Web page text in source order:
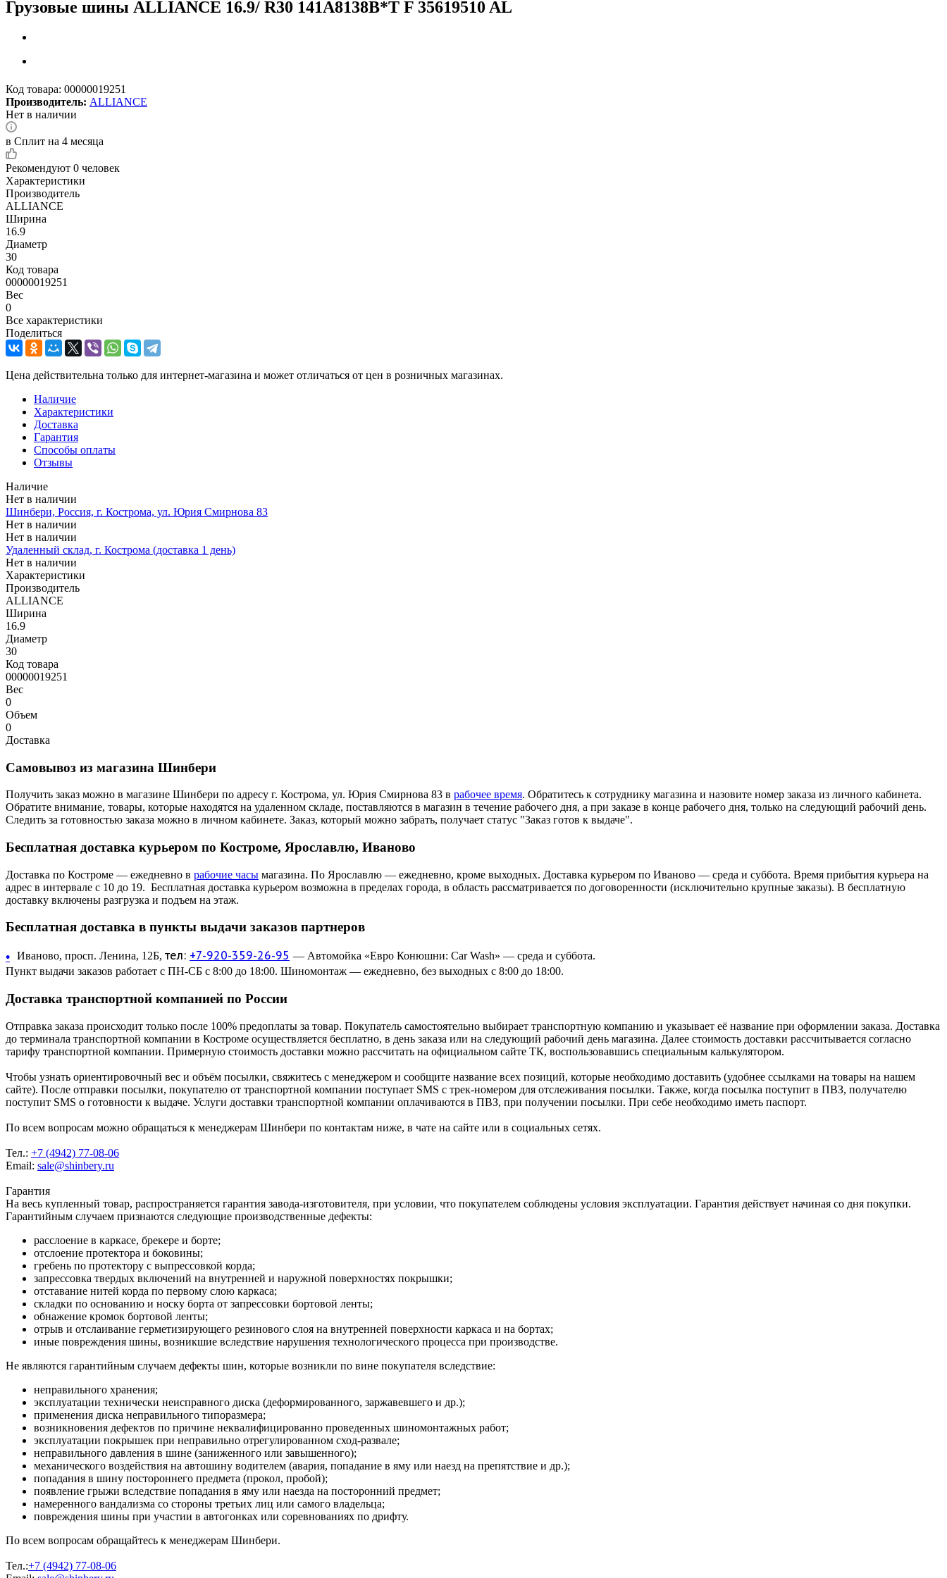
Грузовые шины ALLIANCE 16.9/ R30 141A8138B*T F 35619510 AL
Код товара: 00000019251
Производитель: ALLIANCE
Нет в наличии
в Сплит на 4 месяца
Рекомендуют 0 человек
Характеристики
Производитель
ALLIANCE
Ширина
16.9
Диаметр
30
Код товара
00000019251
Вес
0
Все характеристики
Поделиться
Цена действительна только для интернет-магазина и может отличаться от цен в розничных магазинах.
Наличие
Характеристики
Доставка
Гарантия
Способы оплаты
Отзывы
Наличие
Нет в наличии
Шинбери, Россия, г. Кострома, ул. Юрия Смирнова 83
Нет в наличии
Нет в наличии
Удаленный склад, г. Кострома (доставка 1 день)
Нет в наличии
Характеристики
Производитель
ALLIANCE
Ширина
16.9
Диаметр
30
Код товара
00000019251
Вес
0
Объем
0
Доставка
Самовывоз из магазина Шинбери
Получить заказ можно в магазине Шинбери по адресу г. Кострома, ул. Юрия Смирнова 83 в рабочее время. Обратитесь к сотруднику магазина и назовите номер заказа из личного кабинета.
Обратите внимание, товары, которые находятся на удаленном складе, поставляются в магазин в течение рабочего дня, а при заказе в конце рабочего дня, только на следующий рабочий день.
Следить за готовностью заказа можно в личном кабинете. Заказ, который можно забрать, получает статус "Заказ готов к выдаче".
Бесплатная доставка курьером по Костроме, Ярославлю, Иваново
Доставка по Костроме — ежедневно в рабочие часы магазина. По Ярославлю — ежедневно, кроме выходных. Доставка курьером по Иваново — среда и суббота. Время прибытия курьера на
адрес в интервале с 10 до 19. Бесплатная доставка курьером возможна в пределах города, в область рассматривается по договоренности (исключительно крупные заказы). В бесплатную
доставку включены разгрузка и подъем на этаж.
Бесплатная доставка в пункты выдачи заказов партнеров
• Иваново, просп. Ленина, 12Б, тел: +7-920-359-26-95 — Автомойка «Евро Конюшни: Car Wash» — среда и суббота.
Пункт выдачи заказов работает с ПН-СБ с 8:00 до 18:00. Шиномонтаж — ежедневно, без выходных с 8:00 до 18:00.
Доставка транспортной компанией по России
Отправка заказа происходит только после 100% предоплаты за товар. Покупатель самостоятельно выбирает транспортную компанию и указывает её название при оформлении заказа. Доставка
до терминала транспортной компании в Костроме осуществляется бесплатно, в день заказа или на следующий рабочий день магазина. Далее стоимость доставки рассчитывается согласно
тарифу транспортной компании. Примерную стоимость доставки можно рассчитать на официальном сайте ТК, воспользовавшись специальным калькулятором.
Чтобы узнать ориентировочный вес и объём посылки, свяжитесь с менеджером и сообщите название всех позиций, которые необходимо доставить (удобнее ссылками на товары на нашем
сайте). После отправки посылки, покупателю от транспортной компании поступает SMS с трек-номером для отслеживания посылки. Также, когда посылка поступит в ПВЗ, получателю
поступит SMS о готовности к выдаче. Услуги доставки транспортной компании оплачиваются в ПВЗ, при получении посылки. При себе необходимо иметь паспорт.
По всем вопросам можно обращаться к менеджерам Шинбери по контактам ниже, в чате на сайте или в социальных сетях.
Тел.: +7 (4942) 77-08-06
Email: sale@shinbery.ru
Гарантия
На весь купленный товар, распространяется гарантия завода-изготовителя, при условии, что покупателем соблюдены условия эксплуатации. Гарантия действует начиная со дня покупки.
Гарантийным случаем признаются следующие производственные дефекты:
расслоение в каркасе, брекере и борте;
отслоение протектора и боковины;
гребень по протектору с выпрессовкой корда;
запрессовка твердых включений на внутренней и наружной поверхностях покрышки;
отставание нитей корда по первому слою каркаса;
складки по основанию и носку борта от запрессовки бортовой ленты;
обнажение кромок бортовой ленты;
отрыв и отслаивание герметизирующего резинового слоя на внутренней поверхности каркаса и на бортах;
иные повреждения шины, возникшие вследствие нарушения технологического процесса при производстве.
Не являются гарантийным случаем дефекты шин, которые возникли по вине покупателя вследствие:
неправильного хранения;
эксплуатации технически неисправного диска (деформированного, заржавевшего и др.);
применения диска неправильного типоразмера;
возникновения дефектов по причине неквалифицированно проведенных шиномонтажных работ;
эксплуатации покрышек при неправильно отрегулированном сход-развале;
неправильного давления в шине (заниженного или завышенного);
механического воздействия на автошину водителем (авария, попадание в яму или наезд на препятствие и др.);
попадания в шину постороннего предмета (прокол, пробой);
появление грыжи вследствие попадания в яму или наезда на посторонний предмет;
намеренного вандализма со стороны третьих лиц или самого владельца;
повреждения шины при участии в автогонках или соревнованиях по дрифту.
По всем вопросам обращайтесь к менеджерам Шинбери.
Тел.:+7 (4942) 77-08-06